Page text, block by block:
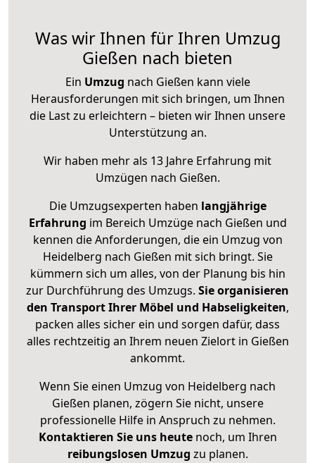
Was wir Ihnen für Ihren Umzug
Gießen nach bieten
Ein Umzug nach Gießen kann viele
Herausforderungen mit sich bringen, um Ihnen
die Last zu erleichtern – bieten wir Ihnen unsere
Unterstützung an.
Wir haben mehr als 13 Jahre Erfahrung mit
Umzügen nach Gießen.
Die Umzugsexperten haben langjährige
Erfahrung im Bereich Umzüge nach Gießen und
kennen die Anforderungen, die ein Umzug von
Heidelberg nach Gießen mit sich bringt. Sie
kümmern sich um alles, von der Planung bis hin
zur Durchführung des Umzugs. Sie organisieren
den Transport Ihrer Möbel und Habseligkeiten,
packen alles sicher ein und sorgen dafür, dass
alles rechtzeitig an Ihrem neuen Zielort in Gießen
ankommt.
Wenn Sie einen Umzug von Heidelberg nach
Gießen planen, zögern Sie nicht, unsere
professionelle Hilfe in Anspruch zu nehmen.
Kontaktieren Sie uns heutenoch, um Ihren
reibungslosen Umzug zu planen.